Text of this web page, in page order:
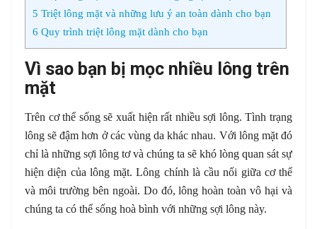
5 Triệt lông mặt và những lưu ý an toàn dành cho bạn
6 Quy trình triệt lông mặt dành cho bạn
Vì sao bạn bị mọc nhiều lông trên
mặt
Trên cơ thể sống sẽ xuất hiện rất nhiều sợi lông. Tình trạng
lông sẽ đậm hơn ở các vùng da khác nhau. Với lông mặt đó
chỉ là những sợi lông tơ và chúng ta sẽ khó lòng quan sát sự
hiện diện của lông mặt. Lông chính là cầu nối giữa cơ thể
và môi trường bên ngoài. Do đó, lông hoàn toàn vô hại và
chúng ta có thể sống hoà bình với những sợi lông này.